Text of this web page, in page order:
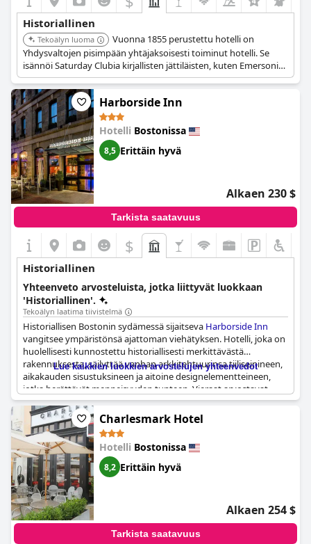
Historiallinen
Tekoälyn luoma
Vuonna 1855 perustettu hotelli on
Yhdysvaltojen pisimpään yhtäjaksoisesti toiminut hotelli. Se
isännöi Saturday Clubia kirjallisten jättiläisten, kuten Emersonin
ja Hawthornen, kanssa ja tunnetaan Parker House -
sämpylöiden ja Boston Cream Pien alkuperänä.
Harborside Inn
Hotelli Bostonissa
8,5 Erittäin hyvä
Alkaen 230 $
Tarkista saatavuus
$
Historiallinen
Yhteenveto arvosteluista, jotka liittyvät luokkaan
'Historiallinen'.
Tekoälyn laatima tiivistelmä
Historiallisen Bostonin sydämessä sijaitseva Harborside Inn
vangitsee ympäristönsä ajattoman viehätyksen. Hotelli, joka on
huolellisesti kunnostettu historiallisesti merkittävästä
rakennuksesta, säilyttää vanhan arkkitehtuurinsa tiiliseinineen,
aikakauden sisustuksineen ja aitoine designelementteineen,
jotka herättävät menneisyyden tunteen. Vieraat arvostavat
hotellin ainutlaatuista vanhan ja uuden yhdistelmää, jossa hyvin
säilynyt vintage-estetiikka kohtaa nykyaikaisen mukavuuden ja
puhtauden.
Harborside Innin sijaintia kehutaan suuresti, sillä se tarjoaa
helpon pääsyn merkittäviin historiallisiin maamerkkeihin, kuten
Freedom Trailille, Quincy Marketille ja Faneuil Hallille. Tunnelma
huokuu historiallista viehätystä, ja sisustus heijastaa
arkkitehtonista perintöä ja lisää kiinteistön yleistä luonnetta.
Vierailijat pitävät hotellin ilmapiiriä ja vintage-vaikutteita
viehättävänä piirteenä, joka parantaa heidän
oleskelukokemustaan.
Lue kaikkien luokkien arvostelujen yhteenvedot
Charlesmark Hotel
Hotelli Bostonissa
8,2 Erittäin hyvä
Alkaen 254 $
Tarkista saatavuus